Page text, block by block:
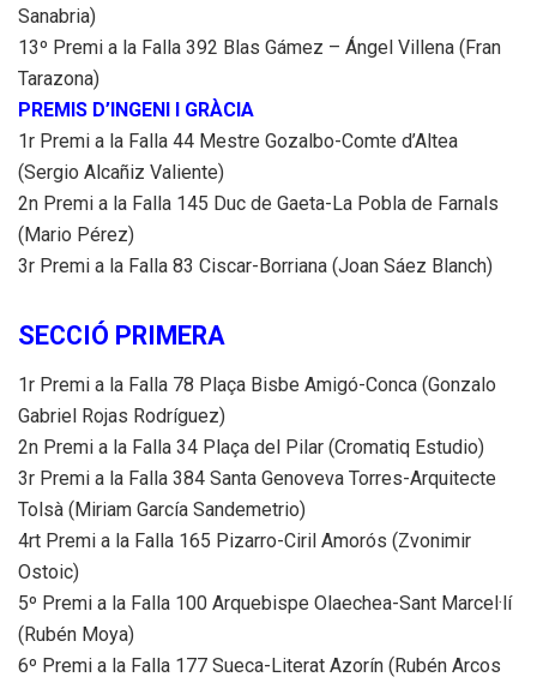
Sanabria)
13º Premi a la Falla 392 Blas Gámez – Ángel Villena (Fran
Tarazona)
PREMIS D’INGENI I GRÀCIA
1r Premi a la Falla 44 Mestre Gozalbo-Comte d’Altea
(Sergio Alcañiz Valiente)
2n Premi a la Falla 145 Duc de Gaeta-La Pobla de Farnals
(Mario Pérez)
3r Premi a la Falla 83 Ciscar-Borriana (Joan Sáez Blanch)
SECCIÓ PRIMERA
1r Premi a la Falla 78 Plaça Bisbe Amigó-Conca (Gonzalo
Gabriel Rojas Rodríguez)
2n Premi a la Falla 34 Plaça del Pilar (Cromatiq Estudio)
3r Premi a la Falla 384 Santa Genoveva Torres-Arquitecte
Tolsà (Miriam García Sandemetrio)
4rt Premi a la Falla 165 Pizarro-Ciril Amorós (Zvonimir
Ostoic)
5º Premi a la Falla 100 Arquebispe Olaechea-Sant Marcel·lí
(Rubén Moya)
6º Premi a la Falla 177 Sueca-Literat Azorín (Rubén Arcos